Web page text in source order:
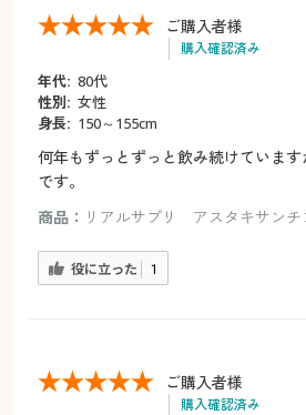
ご購入者様
購入確認済み
年代: 80代
性別: 女性
身長: 150～155cm
何年もずっとずっと飲み続けています
です。
商品： リアルサプリ アスタキサンチ
役に立った 1
ご購入者様
購入確認済み